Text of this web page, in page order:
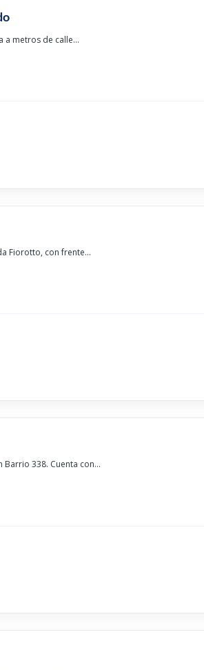
a metros de calle...
Fiorotto, con frente...
338. Cuenta con...